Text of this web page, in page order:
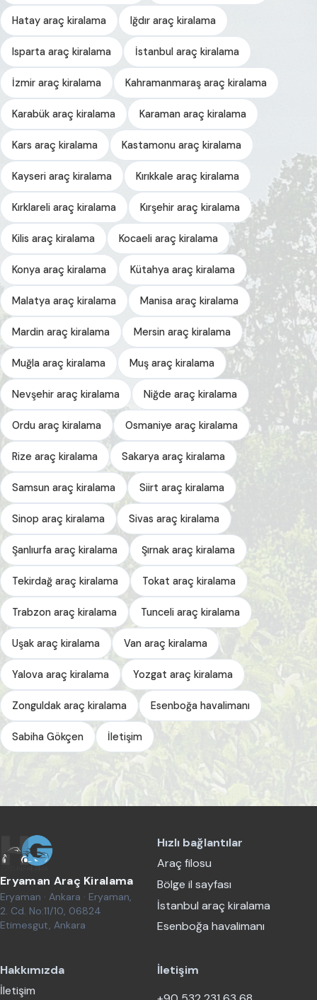
Hatay araç kiralama Iğdır araç kiralama
Isparta araç kiralama İstanbul araç kiralama
İzmir araç kiralama Kahramanmaraş araç kiralama
Karabük araç kiralama Karaman araç kiralama
Kars araç kiralama Kastamonu araç kiralama
Kayseri araç kiralama Kırıkkale araç kiralama
Kırklareli araç kiralama Kırşehir araç kiralama
Kilis araç kiralama Kocaeli araç kiralama
Konya araç kiralama Kütahya araç kiralama
Malatya araç kiralama Manisa araç kiralama
Mardin araç kiralama Mersin araç kiralama
Muğla araç kiralama Muş araç kiralama
Nevşehir araç kiralama Niğde araç kiralama
Ordu araç kiralama Osmaniye araç kiralama
Rize araç kiralama Sakarya araç kiralama
Samsun araç kiralama Siirt araç kiralama
Sinop araç kiralama Sivas araç kiralama
Şanlıurfa araç kiralama Şırnak araç kiralama
Tekirdağ araç kiralama Tokat araç kiralama
Trabzon araç kiralama Tunceli araç kiralama
Uşak araç kiralama Van araç kiralama
Yalova araç kiralama Yozgat araç kiralama
Zonguldak araç kiralama Esenboğa havalimanı
Sabiha Gökçen İletişim
Eryaman Araç Kiralama
Eryaman · Ankara · Eryaman,
2. Cd. No:11/10, 06824
Etimesgut, Ankara
Hızlı bağlantılar
Araç filosu
Bölge il sayfası
İstanbul araç kiralama
Esenboğa havalimanı
Hakkımızda
İletişim
İletişim